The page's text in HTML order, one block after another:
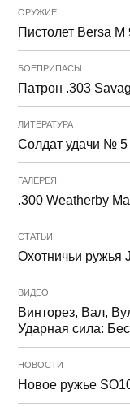
ОРУЖИЕ
Пистолет Bersa M
БОЕПРИПАСЫ
Патрон .303
ЛИТЕРАТУРА
Солдат удачи № 5
ГАЛЕРЕЯ
.300 Weatherby
СТАТЬИ
Охотничьи ружья
ВИДЕО
Винторез, Вал,
Ударная сила:
НОВОСТИ
Новое ружье